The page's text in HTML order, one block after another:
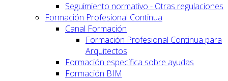
Seguimiento normativo - Otras regulaciones
Formación Profesional Continua
Canal Formación
Formación Profesional Continua para
Arquitectos
Formación específica sobre ayudas
Formación BIM